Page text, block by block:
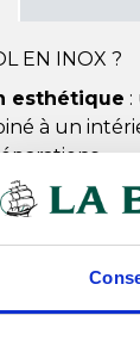
EN INOX ?
esthétique
à un
de 45 cl :
aliments.
de
des
rayures,